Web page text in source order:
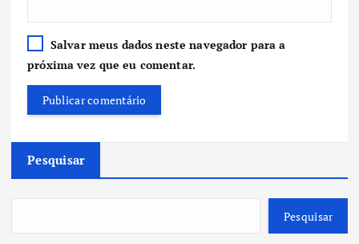
Salvar meus dados neste navegador para a
próxima vez que eu comentar.
Pesquisar
Pesquisar